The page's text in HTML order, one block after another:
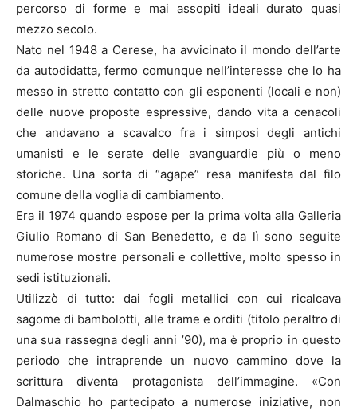
percorso di forme e mai assopiti ideali durato quasi
mezzo secolo.
Nato nel 1948 a Cerese, ha avvicinato il mondo dell’arte
da autodidatta, fermo comunque nell’interesse che lo ha
messo in stretto contatto con gli esponenti (locali e non)
delle nuove proposte espressive, dando vita a cenacoli
che andavano a scavalco fra i simposi degli antichi
umanisti e le serate delle avanguardie più o meno
storiche. Una sorta di “agape” resa manifesta dal filo
comune della voglia di cambiamento.
Era il 1974 quando espose per la prima volta alla Galleria
Giulio Romano di San Benedetto, e da lì sono seguite
numerose mostre personali e collettive, molto spesso in
sedi istituzionali.
Utilizzò di tutto: dai fogli metallici con cui ricalcava
sagome di bambolotti, alle trame e orditi (titolo peraltro di
una sua rassegna degli anni ’90), ma è proprio in questo
periodo che intraprende un nuovo cammino dove la
scrittura diventa protagonista dell’immagine. «Con
Dalmaschio ho partecipato a numerose iniziative, non